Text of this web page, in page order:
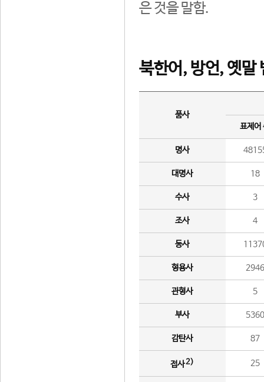
은 것을 말함.
북한어, 방언, 옛말
품사
표제어
명사
대명사 18
수사 3
조사 4
동사
형용사 2946
관형사 5
부사 5360
감탄사 87
접사2) 25